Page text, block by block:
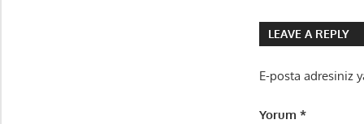
LEAVE A REPLY
E-posta adresiniz
Yorum*